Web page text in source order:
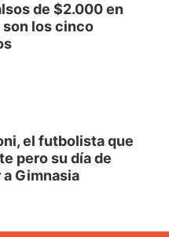
de $2.000 en
son los cinco
el futbolista que
pero su día de
Gimnasia